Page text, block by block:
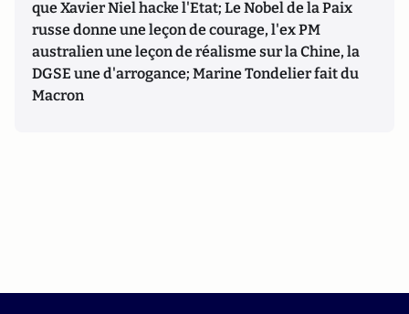
que Xavier Niel hacke l'Etat; Le Nobel de la Paix
russe donne une leçon de courage, l'ex PM
australien une leçon de réalisme sur la Chine, la
DGSE une d'arrogance; Marine Tondelier fait du
Macron